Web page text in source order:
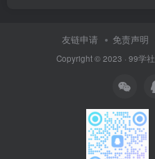
友链申请 免责声明
Copyright © 2023 · 99学社